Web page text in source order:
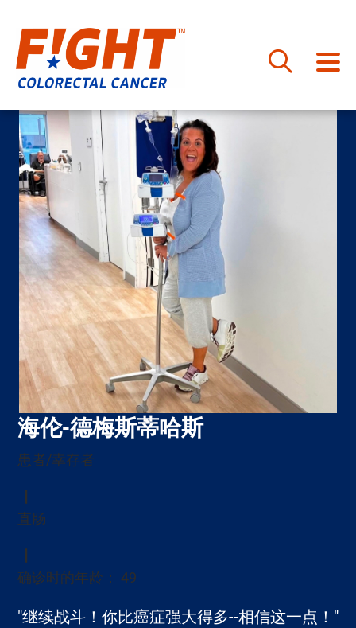
至
海伦-德梅斯蒂哈斯
患者/幸存者
直肠
确诊时的年龄： 49
"继续战斗！你比癌症强大得多--相信这一点！"